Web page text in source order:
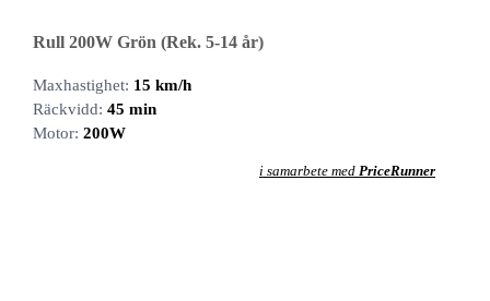
Rull 200W Grön (Rek. 5-14 år)
Maxhastighet: 15 km/h
Räckvidd: 45 min
Motor: 200W
i samarbete med PriceRunner